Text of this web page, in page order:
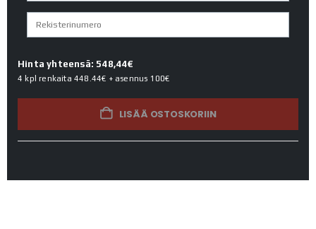
Hinta yhteensä: 548,44€
4 kpl renkaita 448.44€ + asennus 100€
LISÄÄ OSTOSKORIIN